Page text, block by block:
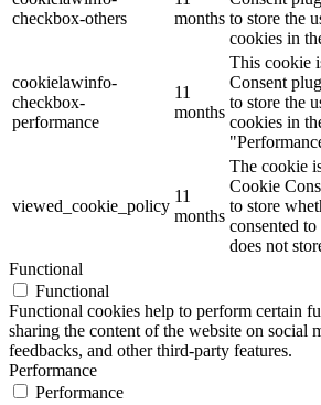
checkbox-others
months to store the
cookies in
cookielawinfo-
checkbox-
performance
11
months
This cookie
Consent
to store the
cookies in
viewed_cookie_policy
11
months
The cookie
Cookie
to store
consented
does not
Functional
Functional
Functional cookies help to perform certain
sharing the content of the website on social
feedbacks, and other third-party features.
Performance
Performance